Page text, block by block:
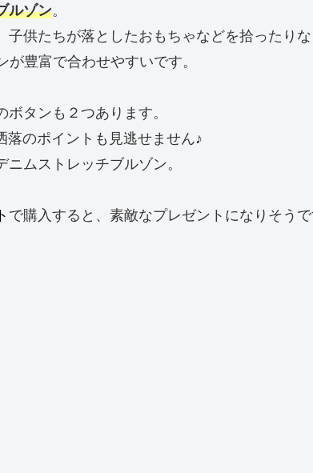
ルゾン。
供たちが落としたおもちゃなどを拾ったり
が豊富で合わせやすいです。
タンも２つあります。
落のポイントも見逃せません♪
ムストレッチブルゾン。
で購入すると、素敵なプレゼントになりそうで